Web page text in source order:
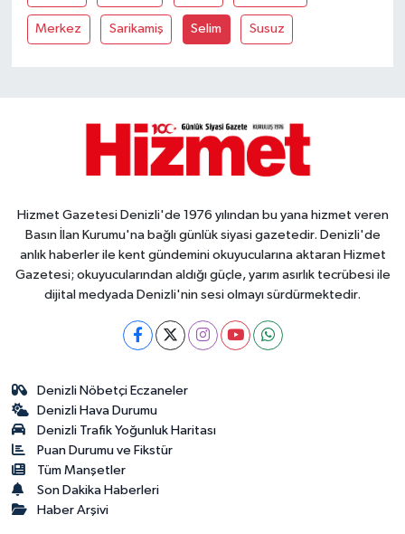
Merkez Sarikamiş Selim Susuz
Hizmet Gazetesi Denizli'de 1976 yılından bu yana hizmet veren
Basın İlan Kurumu'na bağlı günlük siyasi gazetedir. Denizli'de
anlık haberler ile kent gündemini okuyucularına aktaran Hizmet
Gazetesi; okuyucularından aldığı güçle, yarım asırlık tecrübesi ile
dijital medyada Denizli'nin sesi olmayı sürdürmektedir.
Denizli Nöbetçi Eczaneler
Denizli Hava Durumu
Denizli Trafik Yoğunluk Haritası
Puan Durumu ve Fikstür
Tüm Manşetler
Son Dakika Haberleri
Haber Arşivi